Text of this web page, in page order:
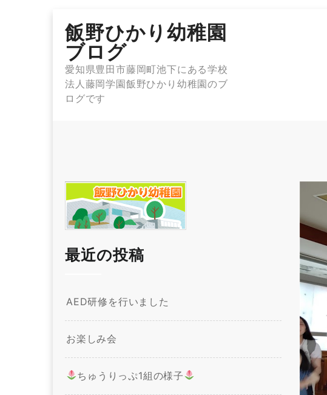
content
飯野ひかり幼稚園
ブログ
愛知県豊田市藤岡町池下にある学校
法人藤岡学園飯野ひかり幼稚園のブ
ログです
最近の投稿
AED研修を行いました
お楽しみ会
ちゅうりっぷ1組の様子